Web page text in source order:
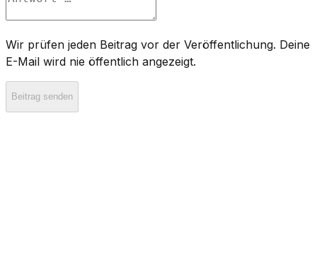
Wir prüfen jeden Beitrag vor der Veröffentlichung. Deine
E-Mail wird nie öffentlich angezeigt.
Beitrag senden